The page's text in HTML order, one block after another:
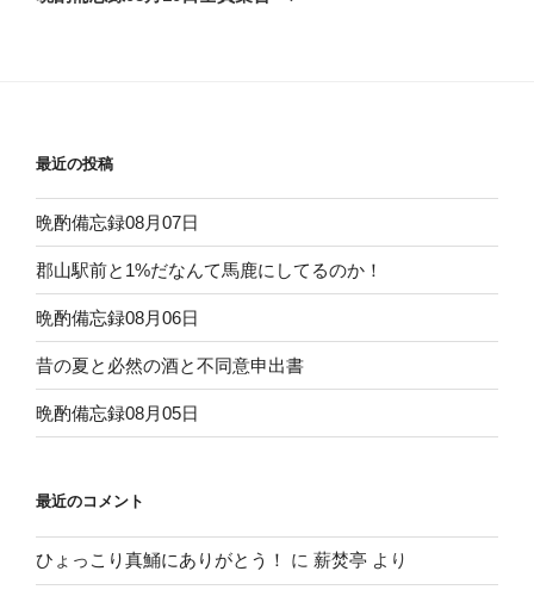
最近の投稿
晩酌備忘録08月07日
郡山駅前と1%だなんて馬鹿にしてるのか！
晩酌備忘録08月06日
昔の夏と必然の酒と不同意申出書
晩酌備忘録08月05日
最近のコメント
ひょっこり真鯒にありがとう！ に 薪焚亭 より